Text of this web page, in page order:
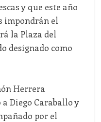
y que este año
impondrán el
la Plaza del
designado como
Herrera
Diego Caraballo y
por el